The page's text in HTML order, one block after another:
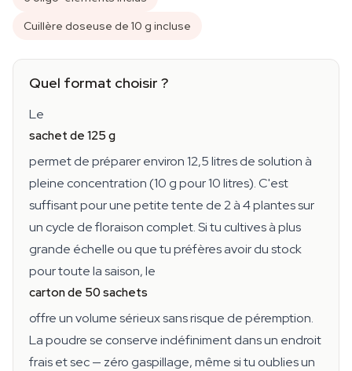
Cuillère doseuse de 10 g incluse
Quel format choisir ?
Le
sachet de 125 g
permet de préparer environ 12,5 litres de solution à
pleine concentration (10 g pour 10 litres). C'est
suffisant pour une petite tente de 2 à 4 plantes sur
un cycle de floraison complet. Si tu cultives à plus
grande échelle ou que tu préfères avoir du stock
pour toute la saison, le
carton de 50 sachets
offre un volume sérieux sans risque de péremption.
La poudre se conserve indéfiniment dans un endroit
frais et sec — zéro gaspillage, même si tu oublies un